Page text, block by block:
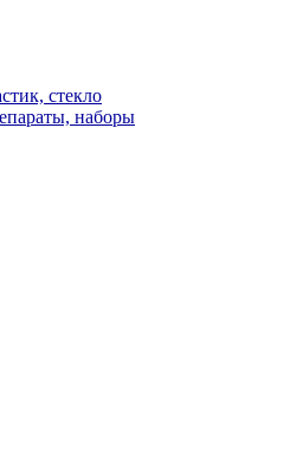
стекло
наборы